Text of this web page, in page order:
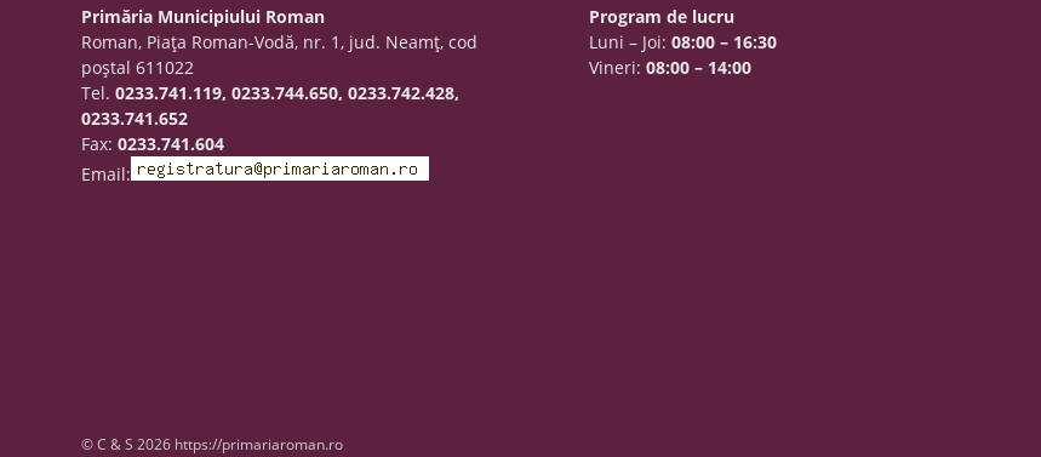
Primăria Municipiului Roman
Roman, Piaţa Roman-Vodă, nr. 1, jud. Neamţ, cod
poştal 611022
Tel.0233.741.119, 0233.744.650, 0233.742.428,
0233.741.652
Fax:0233.741.604
Email:
Program de lucru
Luni – Joi:08:00 – 16:30
Vineri:08:00 – 14:00
© C & S 2026 https://primariaroman.ro